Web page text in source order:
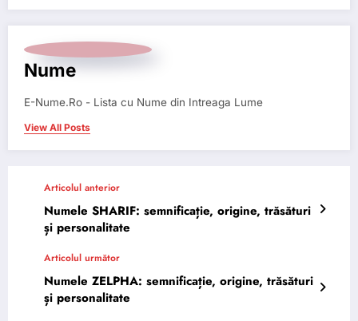
Nume
E-Nume.Ro - Lista cu Nume din Intreaga Lume
View All Posts
Articolul anterior
Numele SHARIF: semnificație, origine, trăsături
și personalitate
Articolul următor
Numele ZELPHA: semnificație, origine, trăsături
și personalitate